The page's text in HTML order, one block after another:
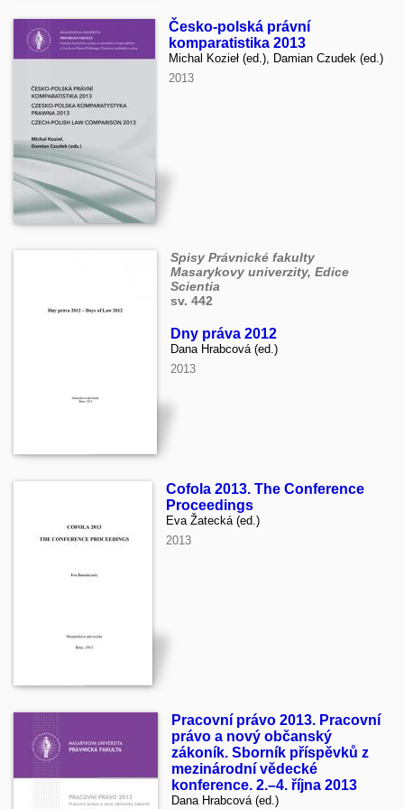
Česko-polská právní
komparatistika 2013
Michal Kozieł (ed.), Damian Czudek (ed.)
2013
Spisy Právnické fakulty
Masarykovy univerzity, Edice
Scientia
sv. 442
Dny práva 2012
Dana Hrabcová (ed.)
2013
Cofola 2013. The Conference
Proceedings
Eva Žatecká (ed.)
2013
Pracovní právo 2013. Pracovní
právo a nový občanský
zákoník. Sborník příspěvků z
mezinárodní vědecké
konference. 2.–4. října 2013
Dana Hrabcová (ed.)